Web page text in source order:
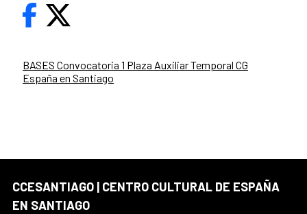
BASES Convocatoria 1 Plaza Auxiliar Temporal CG
España en Santiago
CCESANTIAGO | CENTRO CULTURAL DE ESPAÑA
EN SANTIAGO